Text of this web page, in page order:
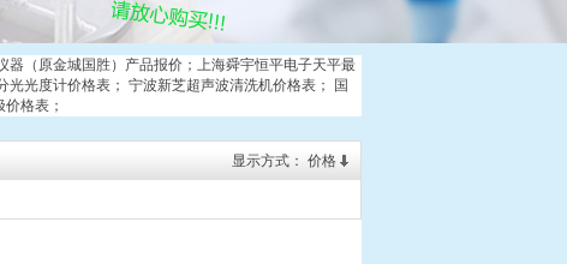
器（原金城国胜）产品报价； 上海舜宇恒平电子天平最
光光度计价格表； 宁波新芝超声波清洗机价格表；
国
价格表；
显示方式： 价格